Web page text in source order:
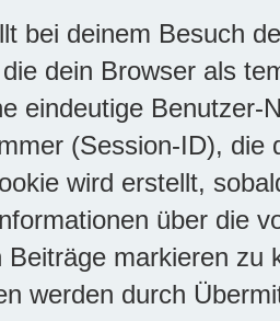
bei deinem Besuch
dein Browser als
eindeutige
(Session-ID), die
wird erstellt,
über die
Beiträge markieren zu
werden durch